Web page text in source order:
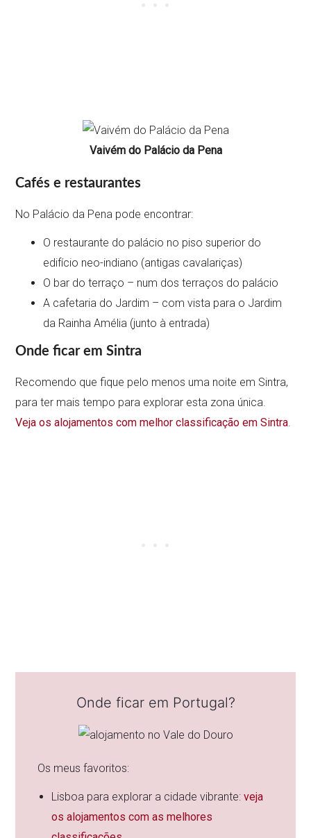
Vaivém do Palácio da Pena
Cafés e restaurantes
No Palácio da Pena pode encontrar:
O restaurante do palácio no piso superior do
edifício neo-indiano (antigas cavalariças)
O bar do terraço – num dos terraços do palácio
A cafetaria do Jardim – com vista para o Jardim
da Rainha Amélia (junto à entrada)
Onde ficar em Sintra
Recomendo que fique pelo menos uma noite em Sintra,
para ter mais tempo para explorar esta zona única.
Veja os alojamentos com melhor classificação em Sintra.
Onde ficar em Portugal?
Os meus favoritos:
Lisboa para explorar a cidade vibrante:veja
os alojamentos com as melhores